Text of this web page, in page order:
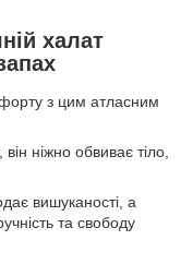
халат
з цим атласним
ніжно обвиває тіло,
вишуканості, а
та свободу